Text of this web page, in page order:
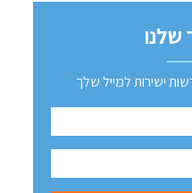
שלנו
ישירות למייל שלך